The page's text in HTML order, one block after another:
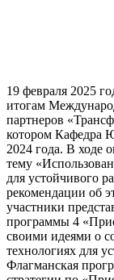
19 февраля 2025
итогам
партнеров
котором Кафедра
2024 года. В ходе
тему
для устойчивого
рекомендации об
участники
программы 4
своими идеями о
технологиях для
Флагманская